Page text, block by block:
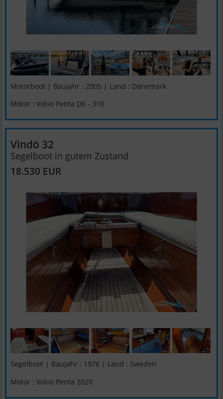
Motorboot | Baujahr : 2005 | Land : Dänemark
Motor : Volvo Penta D6 - 310
Vindö 32
Segelboot in gutem Zustand
18.530 EUR
Segelboot | Baujahr : 1976 | Land : Sweden
Motor : Volvo Penta 2020